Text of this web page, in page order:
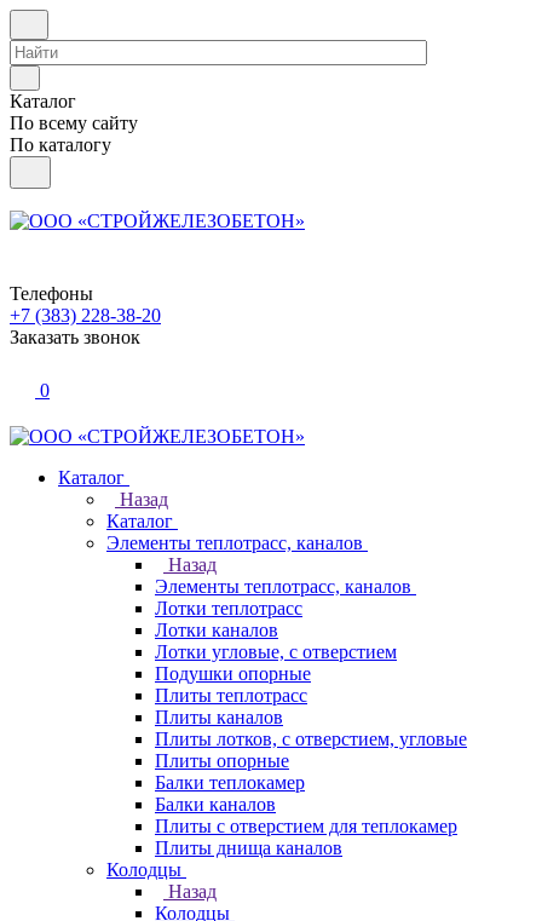
Каталог
По всему сайту
По каталогу
Телефоны
+7 (383) 228-38-20
Заказать звонок
0
Каталог
Назад
Каталог
Элементы теплотрасс, каналов
Назад
Элементы теплотрасс, каналов
Лотки теплотрасс
Лотки каналов
Лотки угловые, с отверстием
Подушки опорные
Плиты теплотрасс
Плиты каналов
Плиты лотков, с отверстием, угловые
Плиты опорные
Балки теплокамер
Балки каналов
Плиты с отверстием для теплокамер
Плиты днища каналов
Колодцы
Назад
Колодцы